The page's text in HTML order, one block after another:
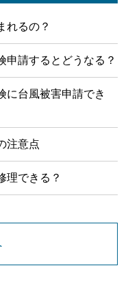
れるの？
申請するとどうなる？
に台風被害申請でき
注意点
理できる？